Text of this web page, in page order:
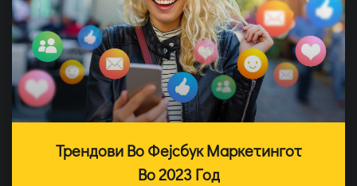
Трендови Во Фејсбук Маркетингот
Во 2023 Год